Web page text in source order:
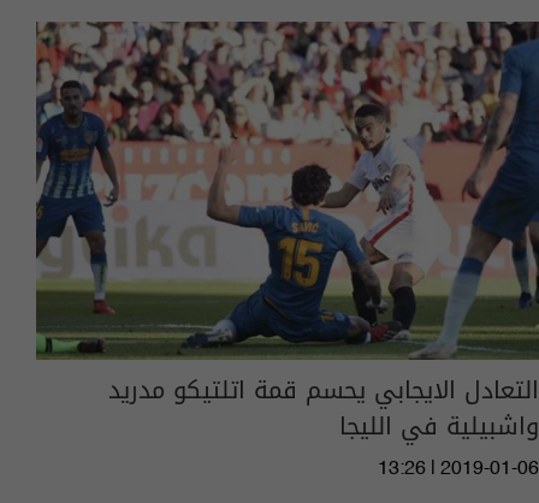
التعادل الايجابي يحسم قمة اتلتيكو مدريد
واشبيلية في الليجا
13:26 | 2019-01-06